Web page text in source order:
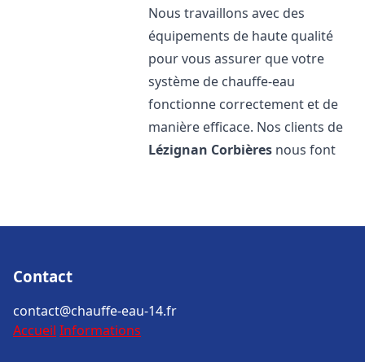
Nous travaillons avec des
équipements de haute qualité
pour vous assurer que votre
système de chauffe-eau
fonctionne correctement et de
manière efficace. Nos clients de
Lézignan Corbières nous font
Contact
contact@chauffe-eau-14.fr
Accueil Informations